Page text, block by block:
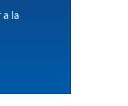
a la